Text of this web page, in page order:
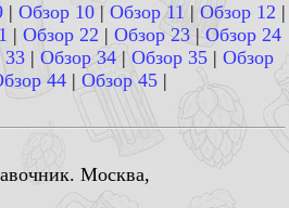
| Обзор 10 | Обзор 11 | Обзор 12 |
| Обзор 22 | Обзор 23 |Обзор 24
33 | Обзор 34 | Обзор 35 | Обзор
44| Обзор 45|
Москва,